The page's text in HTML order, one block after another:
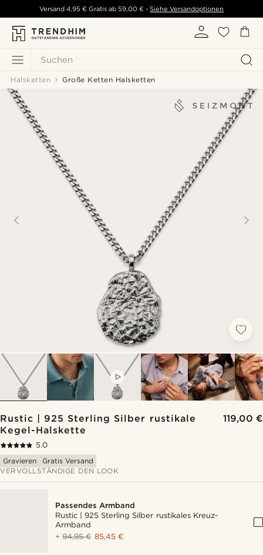
Suchen
Versand 4,95 € Gratis ab 59,00 € - Siehe Versandoptionen
Halsketten Große Ketten Halsketten
Rustic | 925 Sterling Silber rustikale
Kegel-Halskette
119,00 €
5.0
Gravieren
Gratis Versand
VERVOLLSTÄNDIGE DEN LOOK
Passendes Armband
Rustic | 925 Sterling Silber rustikales Kreuz-
Armband
+94,95 € 85,45 €